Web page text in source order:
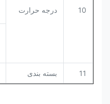
10 درجه حرارت
11 بسته بندی